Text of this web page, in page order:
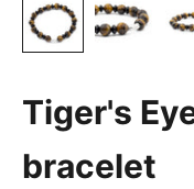
Tiger's
bracelet